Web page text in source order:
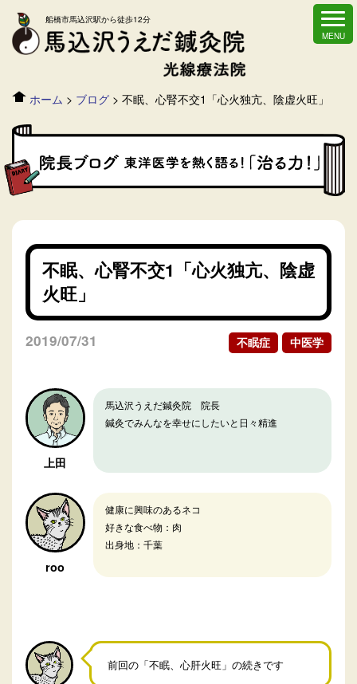
船橋市馬込沢駅から徒歩12分
ホーム > ブログ> 不眠、心腎不交1「心火独亢、陰虚火旺」
不眠、心腎不交1「心火独亢、陰虚
火旺」
2019/07/31 不眠症 中医学
上田
馬込沢うえだ鍼灸院 院長
鍼灸でみんなを幸せにしたいと日々精進
roo
健康に興味のあるネコ
好きな食べ物：肉
出身地：千葉
前回の「不眠、心肝火旺」の続きです